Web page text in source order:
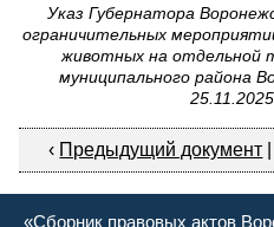
Указ Губернатора
ограничительных
животных на отдельной
муниципального района
‹ Предыдущий документ
«Сборник правовых актов